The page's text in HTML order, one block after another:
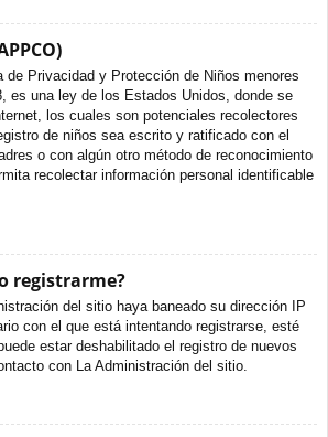
de Privacidad y Protección de Niños menores
es una ley de los Estados Unidos, donde se
los cuales son potenciales recolectores
de niños sea escrito y ratificado con el
o con algún otro método de reconocimiento
recolectar información personal identificable
registrarme?
del sitio haya baneado su dirección IP
con el que está intentando registrarse, esté
estar deshabilitado el registro de nuevos
con La Administración del sitio.